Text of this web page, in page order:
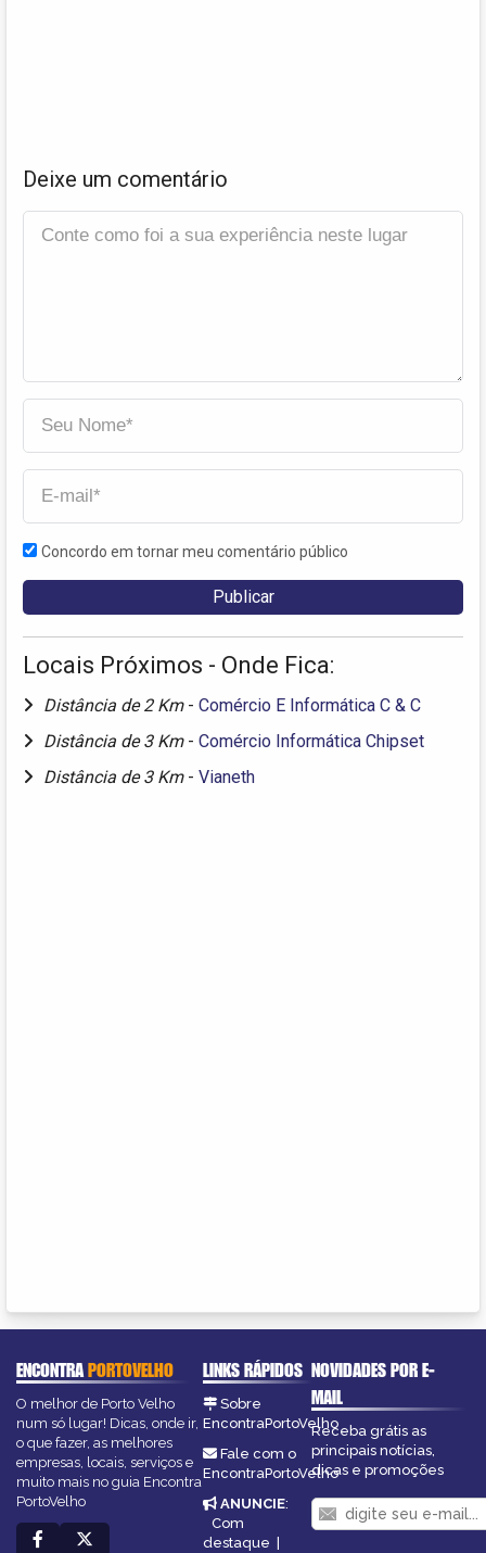
Deixe um comentário
Concordo em tornar meu comentário público
Locais Próximos - Onde Fica:
Distância de 2 Km - Comércio E Informática C & C
Distância de 3 Km - Comércio Informática Chipset
Distância de 3 Km - Vianeth
ENCONTRAPORTOVELHO
O melhor de Porto Velho
num só lugar! Dicas, onde ir,
o que fazer, as melhores
empresas, locais, serviços e
muito mais no guia Encontra
PortoVelho
LINKS RÁPIDOS
Sobre
EncontraPortoVelho
Fale com o
EncontraPortoVelho
ANUNCIE:
Com
destaque
NOVIDADES POR E-
MAIL
Receba grátis as
principais notícias,
dicas e promoções